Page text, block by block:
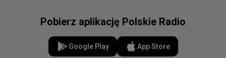
Pobierz aplikację Polskie Radio
Google Play App Store